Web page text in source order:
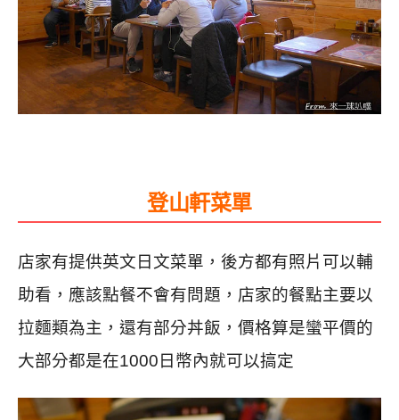
登山軒菜單
店家有提供英文日文菜單，後方都有照片可以輔
助看，應該點餐不會有問題，店家的餐點主要以
拉麵類為主，還有部分丼飯，價格算是蠻平價的
大部分都是在1000日幣內就可以搞定